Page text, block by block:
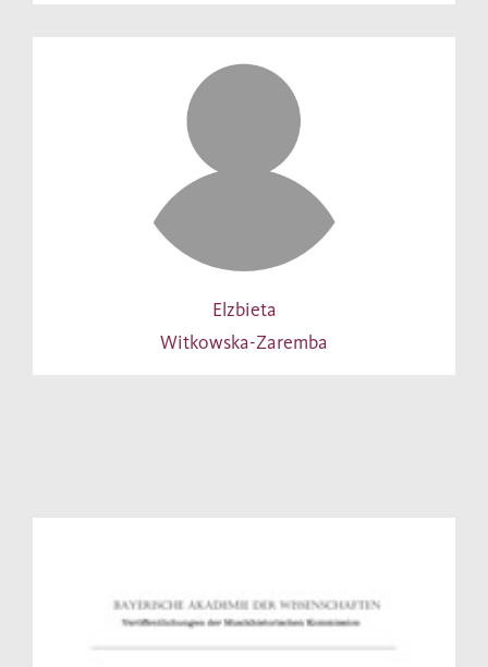
Elzbieta
Witkowska-Zaremba